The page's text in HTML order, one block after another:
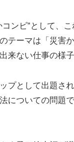
ンビ”として、
テーマは「災害
来ない仕事の様
プとして出題さ
についての問題